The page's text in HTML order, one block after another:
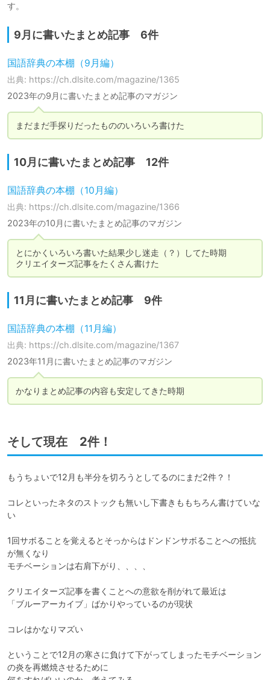
す。
9月に書いたまとめ記事 6件
国語辞典の本棚（9月編）
出典: https://ch.dlsite.com/magazine/1365
2023年の9月に書いたまとめ記事のマガジン
まだまだ手探りだったもののいろいろ書けた
10月に書いたまとめ記事 12件
国語辞典の本棚（10月編）
出典: https://ch.dlsite.com/magazine/1366
2023年の10月に書いたまとめ記事のマガジン
とにかくいろいろ書いた結果少し迷走（？）してた時期
クリエイターズ記事をたくさん書けた
11月に書いたまとめ記事 9件
国語辞典の本棚（11月編）
出典: https://ch.dlsite.com/magazine/1367
2023年11月に書いたまとめ記事のマガジン
かなりまとめ記事の内容も安定してきた時期
そして現在 2件！
もうちょいで12月も半分を切ろうとしてるのにまだ2件？！
コレといったネタのストックも無いし下書きももちろん書けていな
い
1回サボることを覚えるとそっからはドンドンサボることへの抵抗
が無くなり
モチベーションは右肩下がり、、、、
クリエイターズ記事を書くことへの意欲を削がれて最近は
「ブルーアーカイブ」ばかりやっているのが現状
コレはかなりマズい
ということで12月の寒さに負けて下がってしまったモチベーション
の炎を再燃焼させるために